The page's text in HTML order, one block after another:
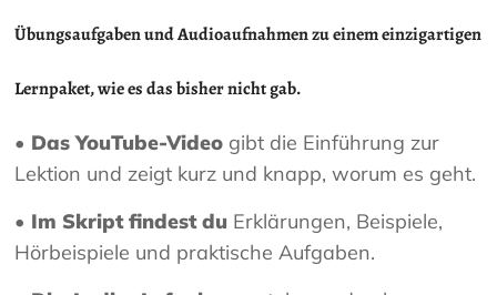
Übungsaufgaben und Audioaufnahmen zu einem einzigartigen
Lernpaket, wie es das bisher nicht gab.
• Das YouTube-Video gibt die Einführung zur
Lektion und zeigt kurz und knapp, worum es geht.
• Im Skript findest du Erklärungen, Beispiele,
Hörbeispiele und praktische Aufgaben.